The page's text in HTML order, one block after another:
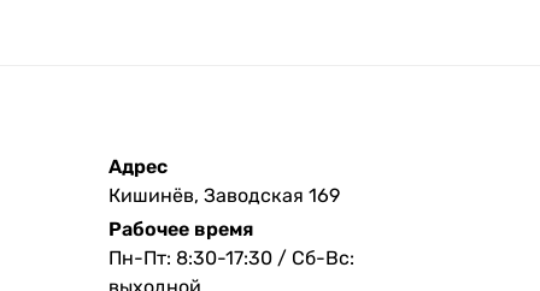
Адрес
Кишинёв, Заводская 169
Рабочее время
Пн-Пт: 8:30-17:30 / Сб-Вс:
выходной